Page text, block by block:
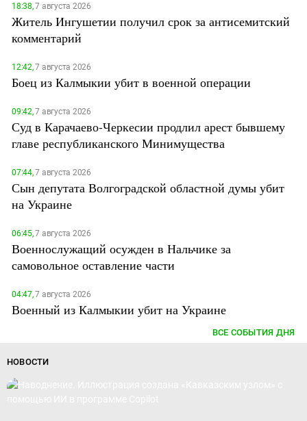
18:38,7 августа 2026
Житель Ингушетии получил срок за антисемитский
комментарий
12:42,7 августа 2026
Боец из Калмыкии убит в военной операции
09:42,7 августа 2026
Суд в Карачаево-Черкесии продлил арест бывшему
главе республиканского Минимущества
07:44,7 августа 2026
Сын депутата Волгоградской областной думы убит
на Украине
06:45,7 августа 2026
Военнослужащий осужден в Нальчике за
самовольное оставление части
04:47,7 августа 2026
Военный из Калмыкии убит на Украине
ВСЕ СОБЫТИЯ ДНЯ
НОВОСТИ